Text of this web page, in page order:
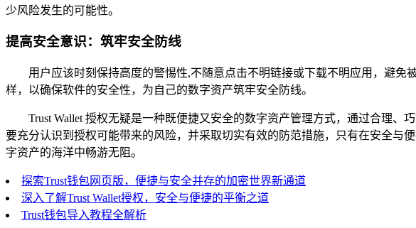
少风险发生的可能性。
提高安全意识：筑牢安全防线
用户应该时刻保持高度的警惕性,不随意点击不明链接或下载不明应用，避免
样，以确保软件的安全性，为自己的数字资产筑牢安全防线。
Trust Wallet 授权无疑是一种既便捷又安全的数字资产管理方式，通过合理
要充分认识到授权可能带来的风险，并采取切实有效的防范措施，只有在安全与
字资产的海洋中畅游无阻。
探索Trust钱包网页版，便捷与安全并存的加密世界新通道
深入了解Trust Wallet授权，安全与便捷的平衡之道
Trust钱包导入教程全解析